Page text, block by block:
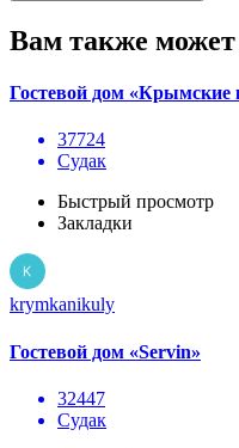
Вам также
Гостевой дом «Крымские
37724
Судак
Быстрый просмотр
Закладки
krymkanikuly
Гостевой дом «Servin»
32447
Судак